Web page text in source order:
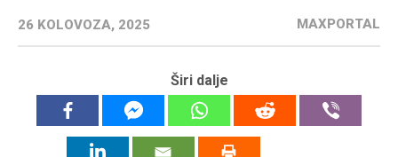
26 KOLOVOZA, 2025 MAXPORTAL
Širi dalje